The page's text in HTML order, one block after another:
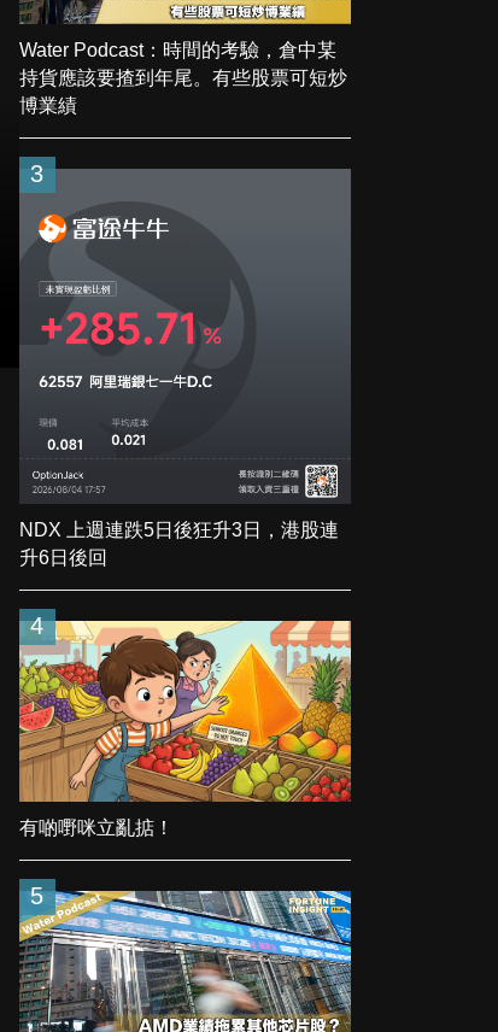
Water Podcast：時間的考驗，倉中某
持貨應該要揸到年尾。有些股票可短炒
博業績
3
NDX 上週連跌5日後狂升3日，港股連
升6日後回
4
有啲嘢咪立亂掂！
5